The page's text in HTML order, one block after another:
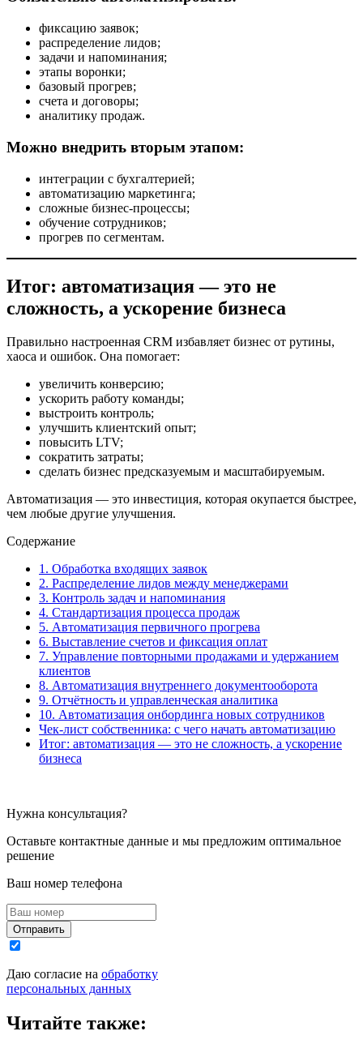
фиксацию заявок;
распределение лидов;
задачи и напоминания;
этапы воронки;
базовый прогрев;
счета и договоры;
аналитику продаж.
Можно внедрить вторым этапом:
интеграции с бухгалтерией;
автоматизацию маркетинга;
сложные бизнес-процессы;
обучение сотрудников;
прогрев по сегментам.
Итог: автоматизация — это не
сложность, а ускорение бизнеса
Правильно настроенная CRM избавляет бизнес от рутины,
хаоса и ошибок. Она помогает:
увеличить конверсию;
ускорить работу команды;
выстроить контроль;
улучшить клиентский опыт;
повысить LTV;
сократить затраты;
сделать бизнес предсказуемым и масштабируемым.
Автоматизация — это инвестиция, которая окупается быстрее,
чем любые другие улучшения.
Содержание
1. Обработка входящих заявок
2. Распределение лидов между менеджерами
3. Контроль задач и напоминания
4. Стандартизация процесса продаж
5. Автоматизация первичного прогрева
6. Выставление счетов и фиксация оплат
7. Управление повторными продажами и удержанием
клиентов
8. Автоматизация внутреннего документооборота
9. Отчётность и управленческая аналитика
10. Автоматизация онбординга новых сотрудников
Чек-лист собственника: с чего начать автоматизацию
Итог: автоматизация — это не сложность, а ускорение
бизнеса
Нужна консультация?
Оставьте контактные данные и мы предложим оптимальное
решение
Ваш номер телефона
Отправить
Даю согласие на обработку
персональных данных
Читайте также: